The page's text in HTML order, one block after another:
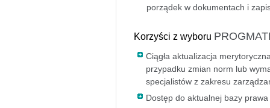
porządek w dokumentach i
Korzyści z wyboru
Ciągła aktualizacja
przypadku zmian norm lub
specjalistów z zakresu
Dostęp do aktualnej bazy